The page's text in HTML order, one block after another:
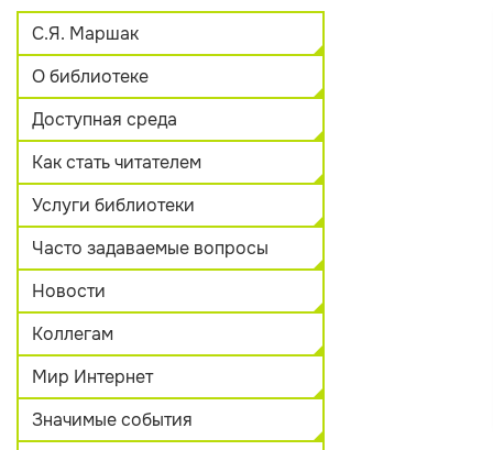
С.Я. Маршак
О библиотеке
Доступная среда
Как стать читателем
Услуги библиотеки
Часто задаваемые вопросы
Новости
Коллегам
Мир Интернет
Значимые события